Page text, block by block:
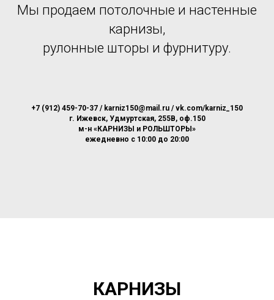
Мы продаем потолочные и настенные
карнизы,
рулонные шторы и фурнитуру.
+7 (912) 459-70-37 / karniz150@mail.ru / vk.com/karniz_150
г. Ижевск, Удмуртская, 255В, оф.150
м-н «КАРНИЗЫ и РОЛЬШТОРЫ»
ежедневно с 10:00 до 20:00
КАРНИЗЫ